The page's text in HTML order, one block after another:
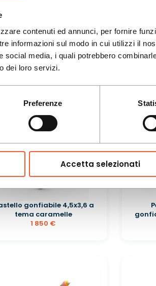
contenuti ed annunci, per fornire
informazioni sul modo in cui utilizzi il
social media, i quali potrebbero
dei loro servizi.
Preferenze
Accetta selezionati
Gonfiabile con scivolo
combo con stampa -...
2 040 €
gonfiabile 4,5x3,6 a
tema caramelle
1 850 €